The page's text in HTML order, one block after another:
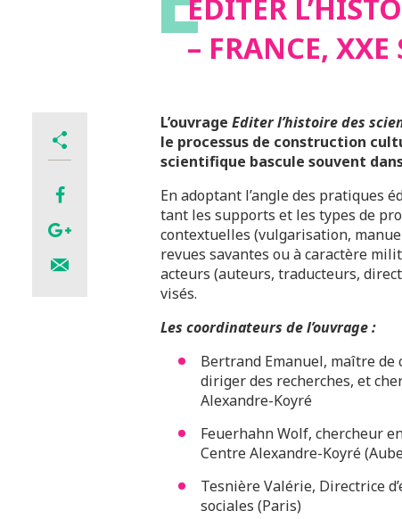
ÉDITER
– FRANCE, XXE
L’ouvrage Editer l’histoire des
le processus de construction
scientifique bascule souvent
En adoptant l’angle des pratiques
tant les supports et les types de
contextuelles (vulgarisation,
revues savantes ou à caractère
acteurs (auteurs, traducteurs,
visés.
Les coordinateurs de l’ouvrage :
Bertrand Emanuel, maître de
diriger des recherches, et
Alexandre-Koyré
Feuerhahn Wolf, chercheur
Centre Alexandre-Koyré
Tesnière Valérie, Directrice
sociales (Paris)